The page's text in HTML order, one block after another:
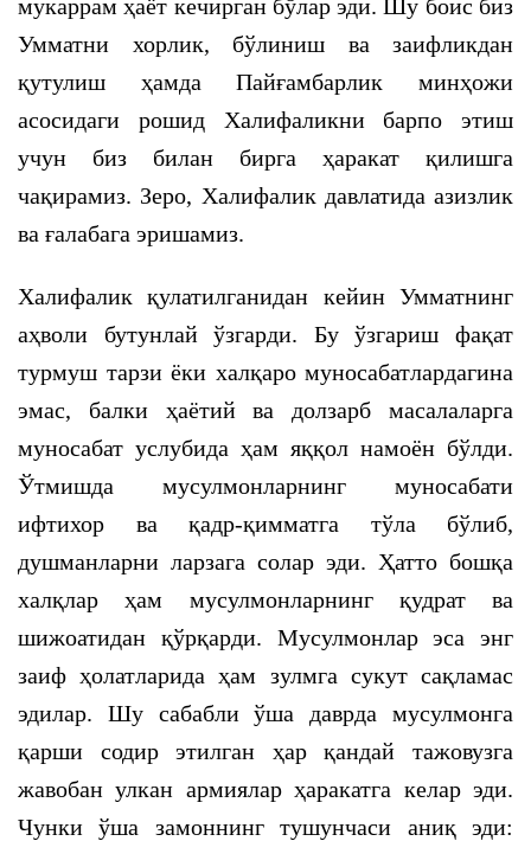
мукаррам ҳаёт кечирган бўлар эди. Шу боис биз
Умматни хорлик, бўлиниш ва заифликдан
қутулиш ҳамда Пайғамбарлик минҳожи
асосидаги рошид Халифаликни барпо этиш
учун биз билан бирга ҳаракат қилишга
чақирамиз. Зеро, Халифалик давлатида азизлик
ва ғалабага эришамиз.
Халифалик қулатилганидан кейин Умматнинг
аҳволи бутунлай ўзгарди. Бу ўзгариш фақат
турмуш тарзи ёки халқаро муносабатлардагина
эмас, балки ҳаётий ва долзарб масалаларга
муносабат услубида ҳам яққол намоён бўлди.
Ўтмишда мусулмонларнинг муносабати
ифтихор ва қадр-қимматга тўла бўлиб,
душманларни ларзага солар эди. Ҳатто бошқа
халқлар ҳам мусулмонларнинг қудрат ва
шижоатидан қўрқарди. Мусулмонлар эса энг
заиф ҳолатларида ҳам зулмга сукут сақламас
эдилар. Шу сабабли ўша даврда мусулмонга
қарши содир этилган ҳар қандай тажовузга
жавобан улкан армиялар ҳаракатга келар эди.
Чунки ўша замоннинг тушунчаси аниқ эди: